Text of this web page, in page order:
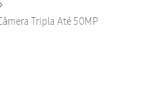
Tripla Até 50MP